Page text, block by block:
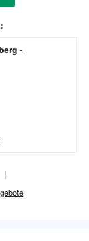
:
-